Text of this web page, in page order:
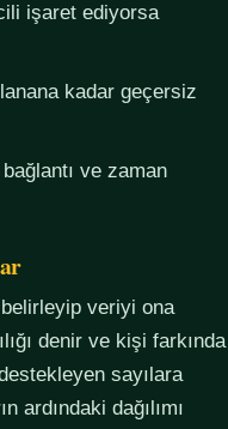
işaret ediyorsa
kadar geçersiz
ve zaman
veriyi ona
denir ve kişi farkında
sayılara
ardındaki dağılımı